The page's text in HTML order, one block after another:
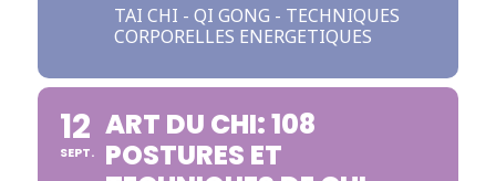
TAI CHI - QI GONG - TECHNIQUES
CORPORELLES ENERGETIQUES
12
SEPT.
ART DU CHI: 108
POSTURES ET